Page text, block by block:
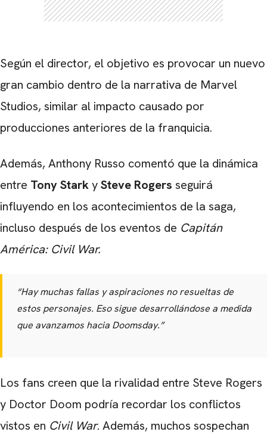
Según el director, el objetivo es provocar un nuevo
gran cambio dentro de la narrativa de Marvel
Studios, similar al impacto causado por
producciones anteriores de la franquicia.
Además, Anthony Russo comentó que la dinámica
entre Tony StarkySteve Rogers seguirá
influyendo en los acontecimientos de la saga,
incluso después de los eventos de Capitán
América: Civil War.
“Hay muchas fallas y aspiraciones no resueltas de
estos personajes. Eso sigue desarrollándose a medida
que avanzamos hacia Doomsday.”
Los fans creen que la rivalidad entre Steve Rogers
y Doctor Doom podría recordar los conflictos
vistos en Civil War. Además, muchos sospechan